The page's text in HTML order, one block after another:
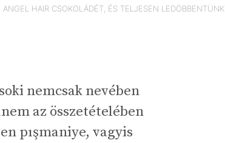
HAIR CSOKOLÁDÉT, ÉS TELJESEN LEDÖBBENTÜNK
nemcsak nevében
az összetételében
pışmaniye, vagyis